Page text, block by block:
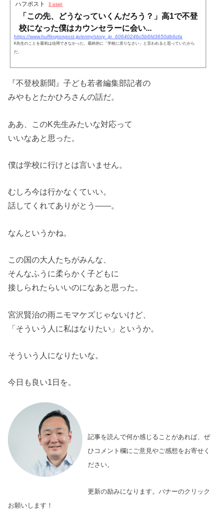
ハフポスト 1 user
「この先、どうなっていくんだろう？」高1で不登
校になった僕はカウンセラーに会い...
https://www.huffingtonpost.jp/entry/story_jp_60640246c5b6fd3650db6cfa
K先生のことを最初は信用できなかった。最終的に「学校に戻りなさい」と言われると思っていたから
だ。
『不登校新聞』子ども若者編集部記者の
みやもとたかひろさんの話だ。
ああ、このK先生みたいな対応って
いいなあと思った。
僕は学校に行けとは言いません。
むしろ今は行かなくていい。
話してくれてありがとう――。
なんというかね。
この国の大人たちがみんな、
そんなふうに柔らかく子どもに
接しられたらいいのになあと思った。
宮沢賢治の雨ニモマケズじゃないけど、
「そういう人に私はなりたい」というか。
そういう人になりたいな。
今日も良い1日を。
記事を読んで何か感じることがあれば、ぜ
ひコメント欄にご意見やご感想をお寄せく
ださい。
更新の励みになります。バナーのクリック
お願いします！